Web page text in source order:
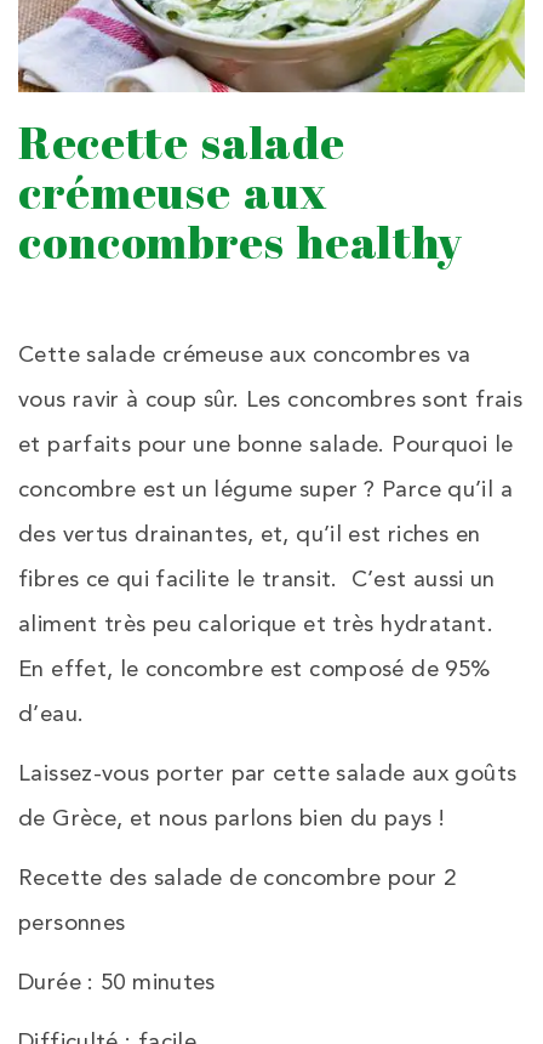
Recette salade
crémeuse aux
concombres healthy
Cette salade crémeuse aux concombres va
vous ravir à coup sûr. Les concombres sont frais
et parfaits pour une bonne salade. Pourquoi le
concombre est un légume super ? Parce qu’il a
des vertus drainantes, et, qu’il est riches en
fibres ce qui facilite le transit. C’est aussi un
aliment très peu calorique et très hydratant.
En effet, le concombre est composé de 95%
d’eau.
Laissez-vous porter par cette salade aux goûts
de Grèce, et nous parlons bien du pays !
Recette des salade de concombre pour 2
personnes
Durée : 50 minutes